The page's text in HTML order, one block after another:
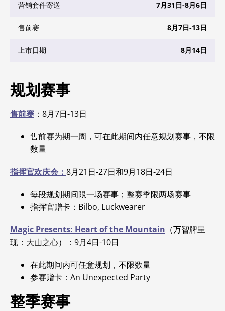
营销套件寄送 7月31日-8月6日
售前赛 8月7日-13日
上市日期 8月14日
规划赛事
售前赛 ：8月7日-13日
售前赛为期一周，可在此期间内任意规划赛事，不限
数量
指挥官欢庆会： 8月21日-27日和9月18日-24日
每段规划期间限一场赛事；整赛季限两场赛事
指挥官赠卡：Bilbo, Luckwearer
Magic Presents: Heartof the Mountain （万智牌呈
现：大山之心）：9月4日-10日
在此期间内可任意规划，不限数量
参赛赠卡：An Unexpected Party
整季赛事